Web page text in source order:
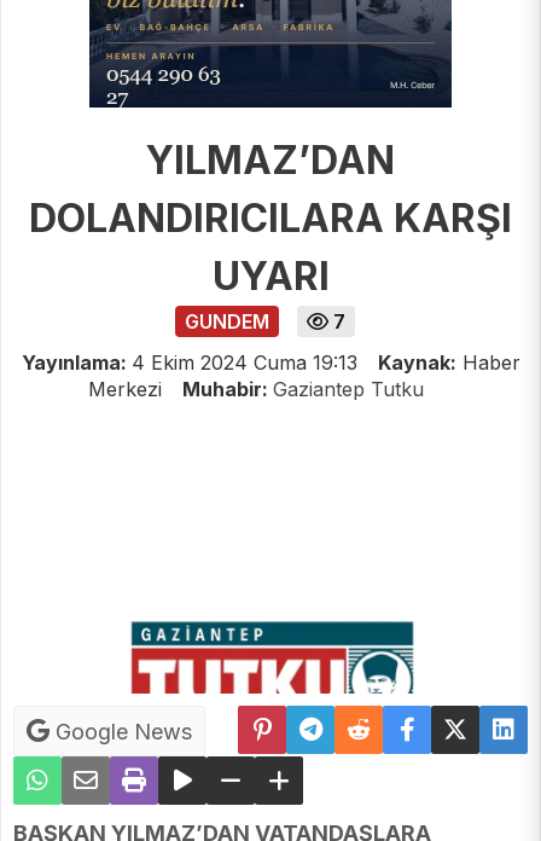
YILMAZ’DAN
DOLANDIRICILARA KARŞI
UYARI
GUNDEM
7
Yayınlama: 4 Ekim 2024 Cuma 19:13 Kaynak: Haber
Merkezi
Muhabir: Gaziantep Tutku
Google News
BAŞKAN YILMAZ’DAN VATANDAŞLARA